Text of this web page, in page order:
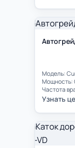
Модель:
Частота
Узнать